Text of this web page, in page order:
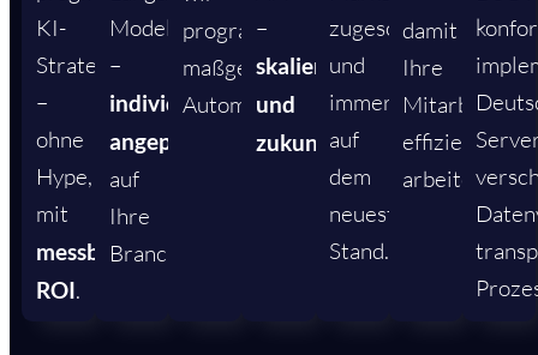
KI-
Strategie
–
ohne
Hype,
mit
messbarem
ROI.
Models
–
individuell
angepasst
auf
Ihre
Branche.
programmieren
maßgeschneiderte
Automatisierungslösungen.
–
skalierbar
und
zukunftssicher.
zugeschnitten
und
immer
auf
dem
neuesten
Stand.
damit
Ihre
Mitarbeiter
effizienter
arbeiten.